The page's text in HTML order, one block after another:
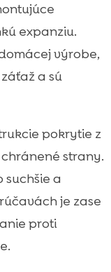
expanziu.
výrobe,
a sú
pokrytie z
strany.
a
je zase
proti